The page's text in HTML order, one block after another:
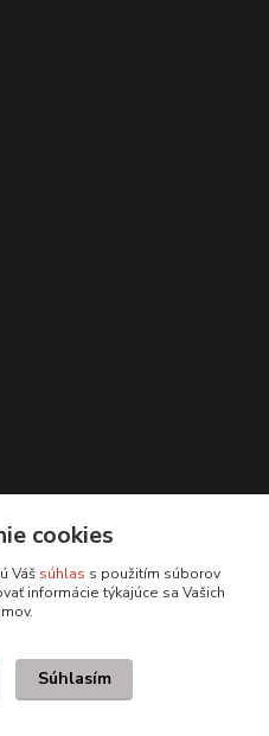
cookies
Váš súhlas s použitím súborov
informácie týkajúce sa Vašich
Súhlasím